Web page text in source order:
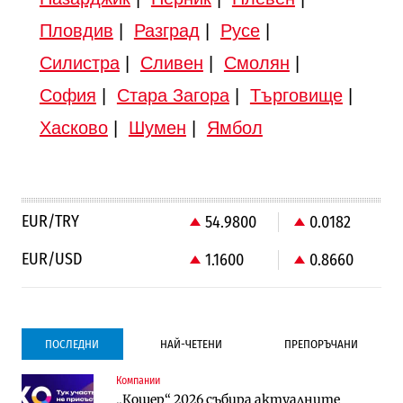
Пловдив
Разград Русе|
Силистра| Сливен Смолян
София
Стара Загора| Търговище|
Хасково| Шумен Ямбол
EUR/TRY 54.9800
0.0182
EUR/USD
1.1600 0.8660
ПОСЛЕДНИ НАЙ-ЧЕТЕНИ ПРЕПОРЪЧАНИ
Компании
„Кошер“ 2026 събира актуалните
Градоустройство
Столична община избра изпълнител за
Компании
Vivacom предлага над 150 устройства с